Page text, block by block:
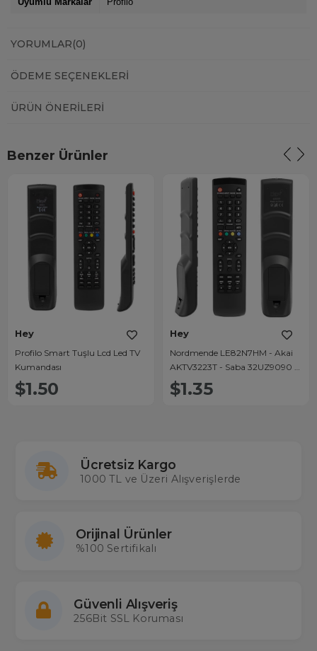
YORUMLAR(0)
ÖDEME SEÇENEKLERI
ÜRÜN ÖNERILERI
Benzer Ürünler
Hey
Profilo Smart Tuşlu Lcd Led TV
Kumandası
$1.50
Hey
Nordmende LE82N7HM - Akai
AKTV3223T - Saba 32UZ9090 -
Profilo Smart 1231 - Sanyo Lcd
Led Tv Kumandası
$1.35
Ücretsiz Kargo
1000 TL ve Üzeri Alışverişlerde
Orijinal Ürünler
%100 Sertifikalı
Güvenli Alışveriş
256Bit SSL Koruması